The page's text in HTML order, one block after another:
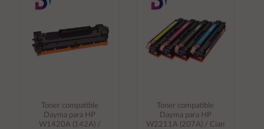
Toner compatible
Dayma para HP
W1420A (142A) /
Toner compatible
Dayma para HP
W2211A (207A) / Cian